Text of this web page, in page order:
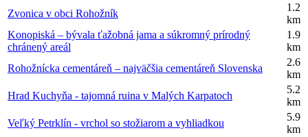
Zvonica v obci Rohožník
1.2
km
Konopiská – bývala ťažobná jama a súkromný prírodný
chránený areál
1.9
km
Rohožnícka cementáreň – najväčšia cementáreň Slovenska
2.6
km
Hrad Kuchyňa - tajomná ruina v Malých Karpatoch
5.2
km
Veľký Petrklín - vrchol so stožiarom a vyhliadkou
5.9
km